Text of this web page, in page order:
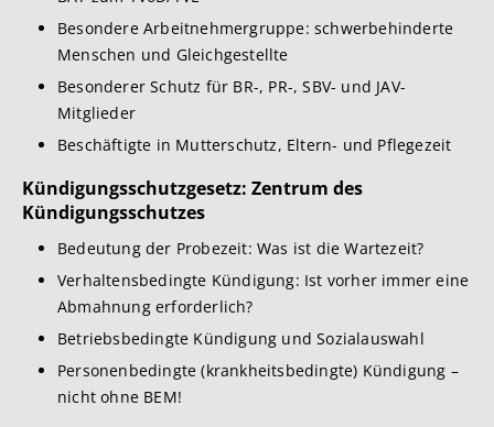
Besondere Arbeitnehmergruppe: schwerbehinderte
Menschen und Gleichgestellte
Besonderer Schutz für BR-, PR-, SBV- und JAV-
Mitglieder
Beschäftigte in Mutterschutz, Eltern- und Pflegezeit
Kündigungsschutzgesetz: Zentrum des
Kündigungsschutzes
Bedeutung der Probezeit: Was ist die Wartezeit?
Verhaltensbedingte Kündigung: Ist vorher immer eine
Abmahnung erforderlich?
Betriebsbedingte Kündigung und Sozialauswahl
Personenbedingte (krankheitsbedingte) Kündigung –
nicht ohne BEM!